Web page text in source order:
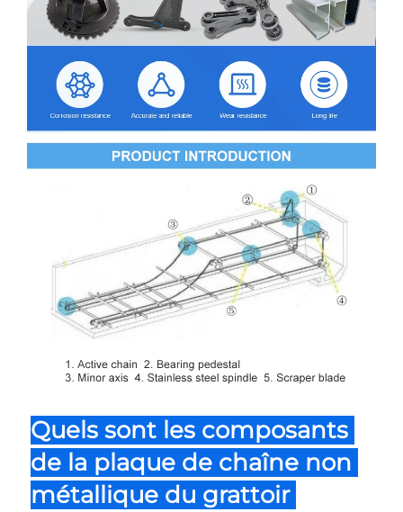
Quels sont les composants
de la plaque de chaîne non
métallique du grattoir